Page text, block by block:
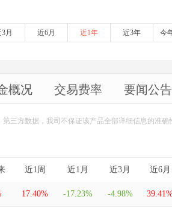
月 近6月 近1年 近3年 今
概况 交易费率 要闻公告
第三方数据，我司不保证该产品全部详细信息的准
近1周 近1月 近3月 近6月
17.40% -17.23% -4.98%